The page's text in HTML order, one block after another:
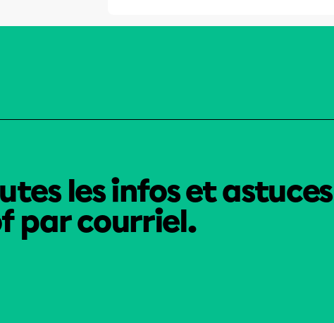
les infos et astuces
par courriel.